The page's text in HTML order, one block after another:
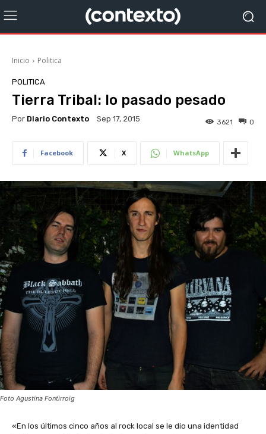
Inicio Politica
POLITICA
Tierra Tribal: lo pasado pesado
Por Diario Contexto Sep 17, 2015 0
3621
Facebook X WhatsApp
Foto Agustina Fontirroig
«En los últimos cinco años al rock local se le dio una identidad